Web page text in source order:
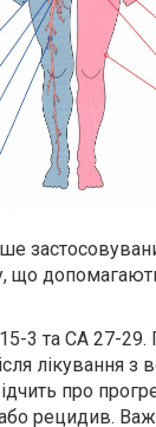
що
3 та CA 27-
лікування з
про
рецидив.